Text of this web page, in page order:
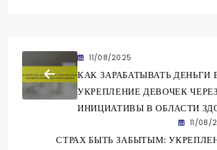
11/08/2025
КАК ЗАРАБАТЫВАТЬ ДЕНЬГИ
УКРЕПЛЕНИЕ ДЕВОЧЕК
ИНИЦИАТИВЫ В ОБЛАСТИ
11/08/
СТРАХ БЫТЬ ЗАБЫТЫМ: